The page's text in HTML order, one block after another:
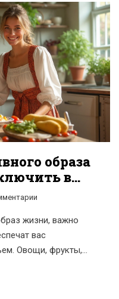
повседневной жизни.
факты и
питании.
тарелку, поможет
баланс на
образа
в
жизни, важно
вас
Овощи, фрукты,
и о гидратации,